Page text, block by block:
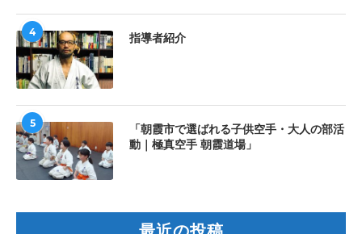
4
指導者紹介
5
「朝霞市で選ばれる子供空手・大人の部活
動｜極真空手 朝霞道場」